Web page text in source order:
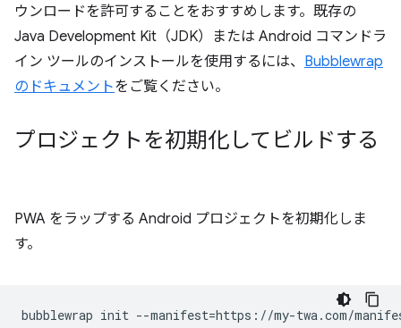
ウンロードを許可することをおすすめします。既存の
Java Development Kit（JDK）または Android コマンドラ
イン ツールのインストールを使用するには、 Bubblewrap
のドキュメントをご覧ください。
プロジェクトを初期化してビルドする
PWA をラップする Android プロジェクトを初期化しま
す。
bubblewrap init --manifest=